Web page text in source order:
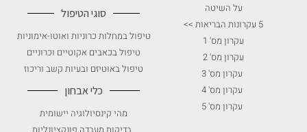
על השיטה
5 עקרונות הבריאות >>
עקרון מס' 1
עקרון מס' 2
עקרון מס' 3
עקרון מס' 4
עקרון מס' 5
סוגי הטיפול
טיפול במחלות כרוניות ואוטו-אימוניות
טיפול בכאבים אקוטיים וכרוניים
טיפול באוטיזם ובעיות קשב וריכוז
כלי אבחון
מהי קינסיולוגיה יישומית
בדיקות מעבדה פונקציונליות